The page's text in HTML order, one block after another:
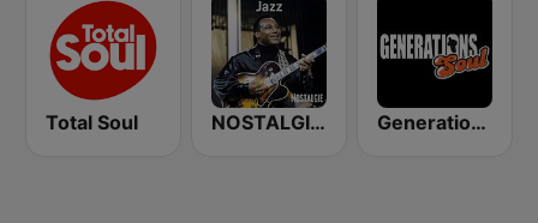
Total Soul NOSTALGIE JAZZ Generations Soul